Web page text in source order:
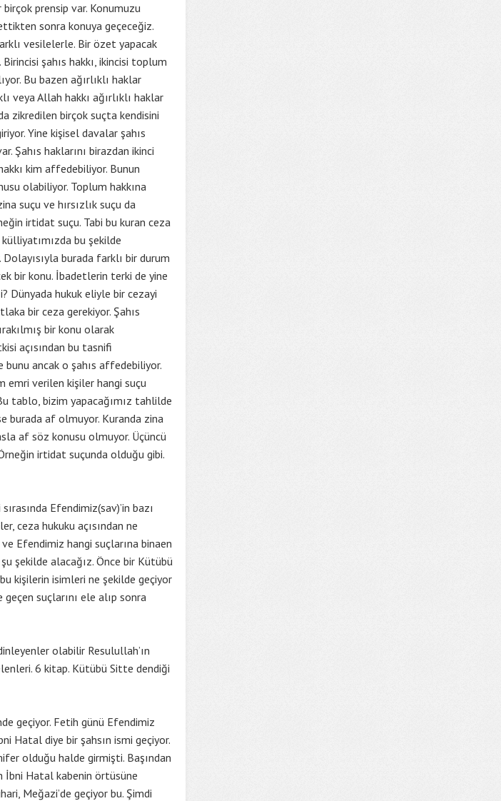
prensip var. Konumuzu
sonra konuya geçeceğiz.
vesilelerle. Bir özet yapacak
şahıs hakkı, ikincisi toplum
Bu bazen ağırlıklı haklar
veya Allah hakkı ağırlıklı haklar
zikredilen birçok suçta kendisini
Yine kişisel davalar şahıs
Şahıs haklarını birazdan ikinci
kim affedebiliyor. Bunun
olabiliyor. Toplum hakkına
suçu ve hırsızlık suçu da
irtidat suçu. Tabi bu kuran ceza
bu şekilde
burada farklı bir durum
bir konu. İbadetlerin terki de yine
Dünyada hukuk eliyle bir cezayi
bir ceza gerekiyor. Şahıs
bir konu olarak
açısından bu tasnifi
bunu ancak o şahıs affedebiliyor.
emri verilen kişiler hangi suçu
tablo, bizim yapacağımız tahlilde
burada af olmuyor. Kuranda zina
af söz konusu olmuyor. Üçüncü
irtidat suçunda olduğu gibi.
Efendimiz(sav)’in bazı
ceza hukuku açısından ne
Efendimiz hangi suçlarına binaen
şekilde alacağız. Önce bir Kütübü
kişilerin isimleri ne şekilde geçiyor
suçlarını ele alıp sonra
olabilir Resulullah’ın
6 kitap. Kütübü Sitte dendiği
geçiyor. Fetih günü Efendimiz
Hatal diye bir şahsın ismi geçiyor.
olduğu halde girmişti. Başından
İbni Hatal kabenin örtüsüne
Meğazi’de geçiyor bu. Şimdi